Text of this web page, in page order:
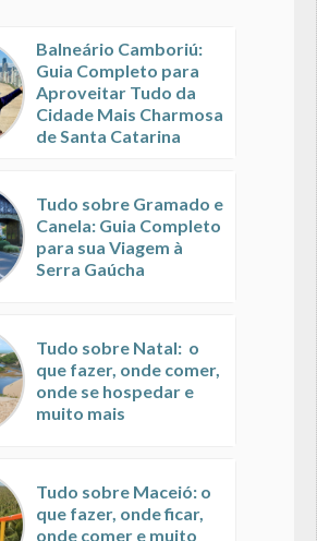
Balneário Camboriú:
Guia Completo para
Aproveitar Tudo da
Cidade Mais Charmosa
de Santa Catarina
Tudo sobre Gramado e
Canela: Guia Completo
para sua Viagem à
Serra Gaúcha
Tudo sobre Natal: o
que fazer, onde comer,
onde se hospedar e
muito mais
Tudo sobre Maceió: o
que fazer, onde ficar,
onde comer e muito